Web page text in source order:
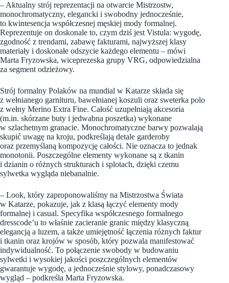
– Aktualny strój reprezentacji na otwarcie Mistrzostw,
monochromatyczny, elegancki i swobodny jednocześnie,
to kwintesencja współczesnej męskiej mody formalnej.
Reprezentuje on doskonale to, czym dziś jest Vistula: wygodę,
zgodność z trendami, zabawę fakturami, najwyższej klasy
materiały i doskonałe odszycie każdego elementu – mówi
Marta Fryzowska, wiceprezeska grupy VRG, odpowiedzialna
za segment odzieżowy.
Strój formalny Polaków na mundial w Katarze składa się
z wełnianego garnituru, bawełnianej koszuli oraz sweterka polo
z wełny Merino Extra Fine. Całość uzupełniają akcesoria
(m.in. skórzane buty i jedwabna poszetka) wykonane
w szlachetnym granacie. Monochromatyczne barwy pozwalają
skupić uwagę na kroju, podkreślają detale garderoby
oraz przemyślaną kompozycję całości. Nie oznacza to jednak
monotonii. Poszczególne elementy wykonane są z tkanin
i dzianin o różnych strukturach i splotach, dzięki czemu
sylwetka wygląda niebanalnie.
– Look, który zaproponowaliśmy na Mistrzostwa Świata
w Katarze, pokazuje, jak z klasą łączyć elementy mody
formalnej i casual. Specyfika współczesnego formalnego
dresscode’u to właśnie zacieranie granic między klasyczną
elegancją a luzem, a także umiejętność łączenia różnych faktur
i tkanin oraz krojów w sposób, który pozwala manifestować
indywidualność. To połączenie swobody w budowaniu
sylwetki i wysokiej jakości poszczególnych elementów
gwarantuje wygodę, a jednocześnie stylowy, ponadczasowy
wygląd – podkreśla Marta Fryzowska.